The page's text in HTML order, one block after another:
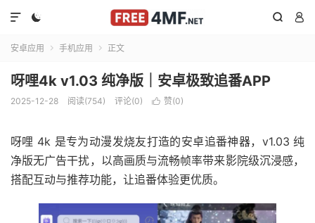
  

安卓应用  手机应用  正文
呀哩4k v1.03 纯净版｜安卓极致追番APP
2025-12-28 阅读(754) 评论(0)  赞(0)
呀哩 4k 是专为动漫发烧友打造的安卓追番神器，v1.03 纯
净版无广告干扰，以高画质与流畅帧率带来影院级沉浸感，
搭配互动与推荐功能，让追番体验更优质。